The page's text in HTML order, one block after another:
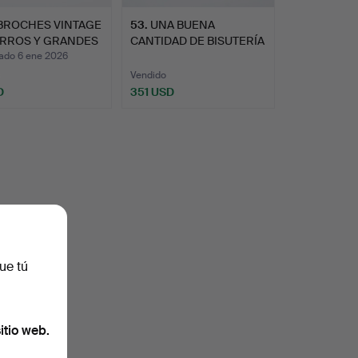
VINTAGE
Y GRANDES
6 ene 2026
53. UNA BUENA
CANTIDAD DE BISUTERÍA
Vendido
351 USD
tú
web.